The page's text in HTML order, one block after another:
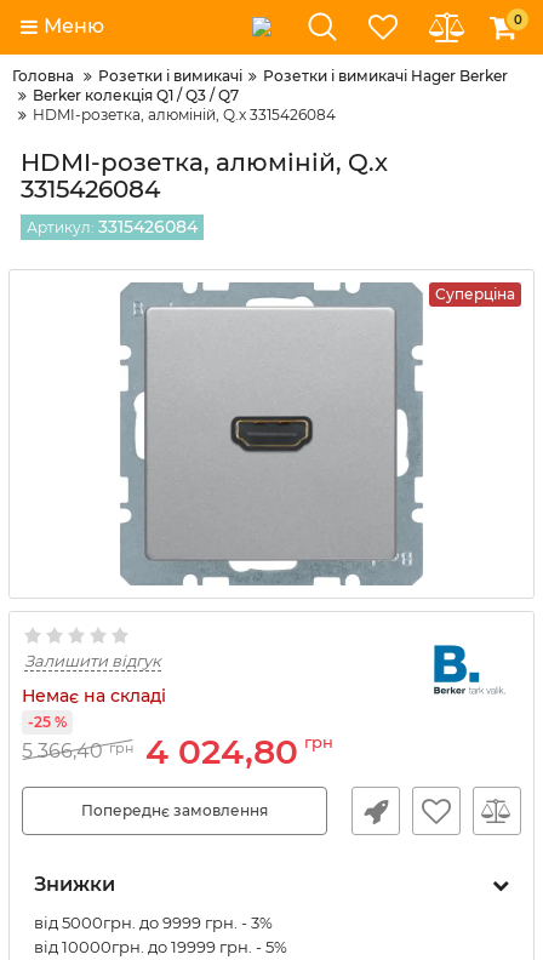
Меню 0
Головна Розетки і вимикачі
Розетки і вимикачі Hager Berker
Berker колекція Q1 / Q3 / Q7
HDMI-розетка, алюміній, Q.x 3315426084
HDMI-розетка, алюміній, Q.x
3315426084
Артикул: 3315426084
Суперціна
Залишити відгук
Немає на складі
5 366,40 грн 4 024,80 грн
-25 %
Попереднє замовлення
Знижки
від 5000грн. до 9999 грн. - 3%
від 10000грн. до 19999 грн. - 5%